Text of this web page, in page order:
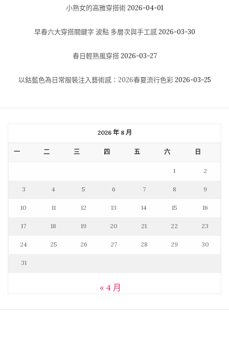
小熟女的高雅穿搭術 2026-04-01
早春六大穿搭關鍵字 波點 多層次與手工感 2026-03-30
春日輕熟風穿搭 2026-03-27
以鈷藍色為日常服裝注入藝術感：2026春夏流行色彩 2026-03-25
2026 年 8 月
一 二 三 四 五 六 日
1 2
3 4 5 6 7 8 9
10 11 12 13 14 15 16
17 18 19 20 21 22 23
24 25 26 27 28 29 30
31
« 4 月